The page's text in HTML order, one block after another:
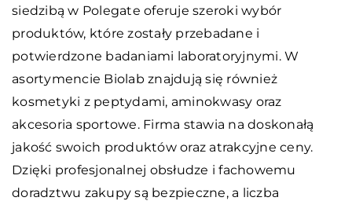
siedzibą w Polegate oferuje szeroki wybór
produktów, które zostały przebadane i
potwierdzone badaniami laboratoryjnymi. W
asortymencie Biolab znajdują się również
kosmetyki z peptydami, aminokwasy oraz
akcesoria sportowe. Firma stawia na doskonałą
jakość swoich produktów oraz atrakcyjne ceny.
Dzięki profesjonalnej obsłudze i fachowemu
doradztwu zakupy są bezpieczne, a liczba